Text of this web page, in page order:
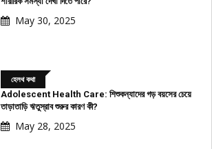
May 30, 2025
হেলথ কথা
Adolescent Health Care: শিশুকন্যাদের গড় বয়সের চেয়ে
তাড়াতাড়ি ঋতুস্রাব শুরুর কারণ কী?
May 28, 2025